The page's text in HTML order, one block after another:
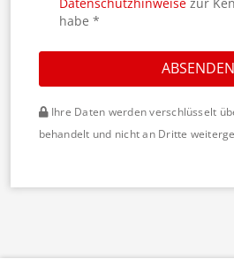
habe *
ABSENDEN
Ihre Daten werden verschlüsselt
behandelt und nicht an Dritte